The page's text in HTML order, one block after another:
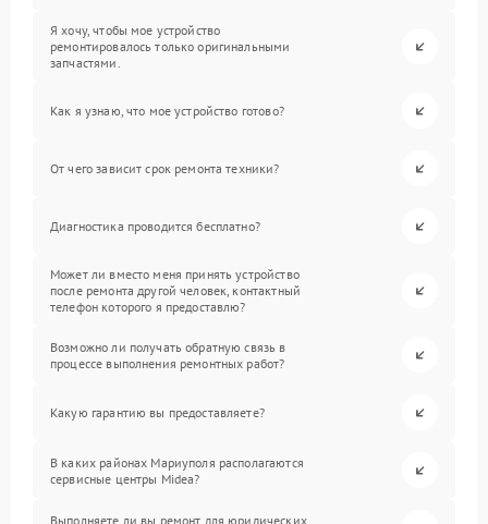
Я хочу, чтобы мое устройство
ремонтировалось только оригинальными
запчастями.
Как я узнаю, что мое устройство готово?
От чего зависит срок ремонта техники?
Диагностика проводится бесплатно?
Может ли вместо меня принять устройство
после ремонта другой человек, контактный
телефон которого я предоставлю?
Возможно ли получать обратную связь в
процессе выполнения ремонтных работ?
Какую гарантию вы предоставляете?
В каких районах Мариуполя располагаются
сервисные центры Midea?
Выполняете ли вы ремонт для юридических